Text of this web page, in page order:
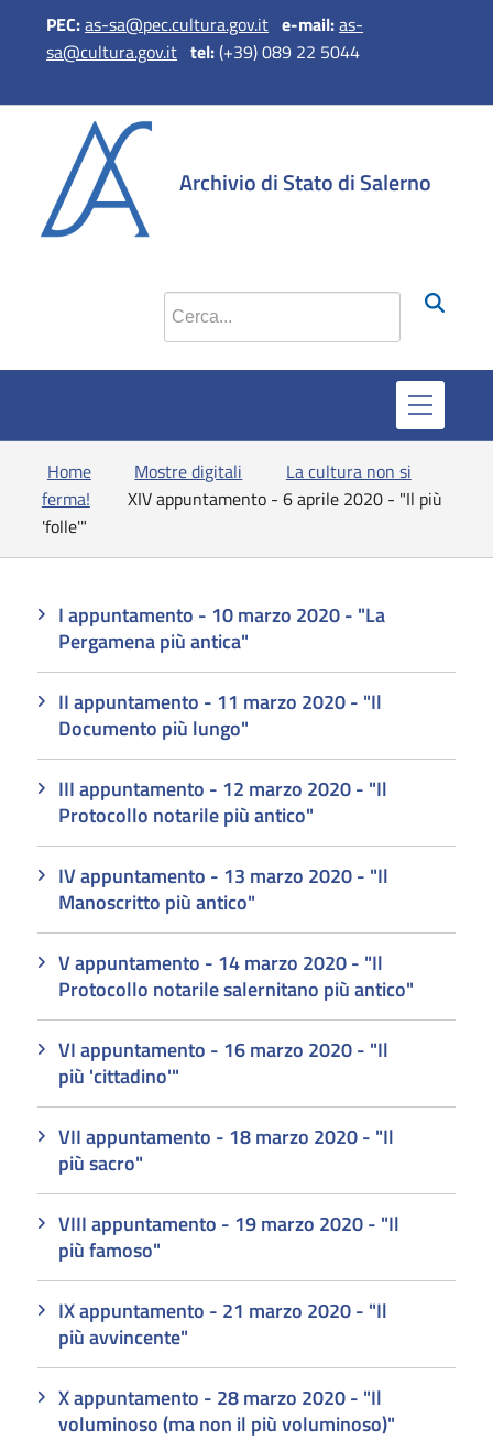
PEC:as-sa@pec.cultura.gov.it e-mail:as-
sa@cultura.gov.it tel:(+39) 089 22 5044
Archivio di Stato di Salerno
Cerca nel sito
Home Mostre digitali
La cultura non si
ferma!
XIV appuntamento - 6 aprile 2020 - "Il più
'folle'"
I appuntamento - 10 marzo 2020 - "La
Pergamena più antica"
II appuntamento - 11 marzo 2020 - "Il
Documento più lungo"
III appuntamento - 12 marzo 2020 - "Il
Protocollo notarile più antico"
IV appuntamento - 13 marzo 2020 - "Il
Manoscritto più antico"
V appuntamento - 14 marzo 2020 - "Il
Protocollo notarile salernitano più antico"
VI appuntamento - 16 marzo 2020 - "Il
più 'cittadino'"
VII appuntamento - 18 marzo 2020 - "Il
più sacro"
VIII appuntamento - 19 marzo 2020 - "Il
più famoso"
IX appuntamento - 21 marzo 2020 - "Il
più avvincente"
X appuntamento - 28 marzo 2020 - "Il
voluminoso (ma non il più voluminoso)"